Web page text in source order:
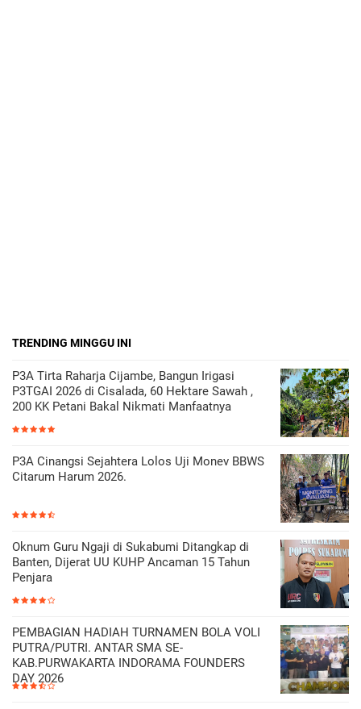
TRENDING MINGGU INI
P3A Tirta Raharja Cijambe, Bangun Irigasi
P3TGAI 2026 di Cisalada, 60 Hektare Sawah ,
200 KK Petani Bakal Nikmati Manfaatnya
P3A Cinangsi Sejahtera Lolos Uji Monev BBWS
Citarum Harum 2026.
Oknum Guru Ngaji di Sukabumi Ditangkap di
Banten, Dijerat UU KUHP Ancaman 15 Tahun
Penjara
PEMBAGIAN HADIAH TURNAMEN BOLA VOLI
PUTRA/PUTRI. ANTAR SMA SE-
KAB.PURWAKARTA INDORAMA FOUNDERS
DAY 2026